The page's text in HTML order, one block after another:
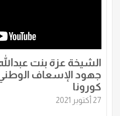
الشيخة عزة بنت
جهود الإسعاف
كورونا
27 أكتوبر 2021